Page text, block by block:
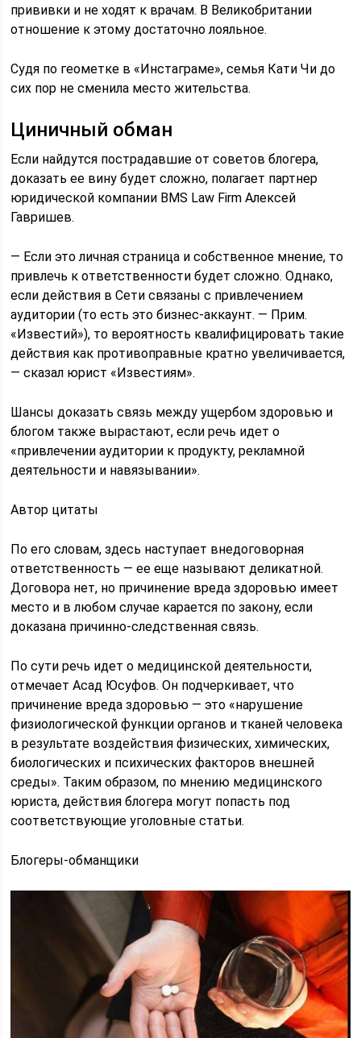
прививки и не ходят к врачам. В Великобритании
отношение к этому достаточно лояльное.
Судя по геометке в «Инстаграме», семья Кати Чи до
сих пор не сменила место жительства.
Циничный обман
Если найдутся пострадавшие от советов блогера,
доказать ее вину будет сложно, полагает партнер
юридической компании BMS Law Firm Алексей
Гавришев.
— Если это личная страница и собственное мнение, то
привлечь к ответственности будет сложно. Однако,
если действия в Cети связаны с привлечением
аудитории (то есть это бизнес-аккаунт. — Прим.
«Известий»), то вероятность квалифицировать такие
действия как противоправные кратно увеличивается,
— сказал юрист «Известиям».
Шансы доказать связь между ущербом здоровью и
блогом также вырастают, если речь идет о
«привлечении аудитории к продукту, рекламной
деятельности и навязывании».
Автор цитаты
По его словам, здесь наступает внедоговорная
ответственность — ее еще называют деликатной.
Договора нет, но причинение вреда здоровью имеет
место и в любом случае карается по закону, если
доказана причинно-следственная связь.
По сути речь идет о медицинской деятельности,
отмечает Асад Юсуфов. Он подчеркивает, что
причинение вреда здоровью — это «нарушение
физиологической функции органов и тканей человека
в результате воздействия физических, химических,
биологических и психических факторов внешней
среды». Таким образом, по мнению медицинского
юриста, действия блогера могут попасть под
соответствующие уголовные статьи.
Блогеры-обманщики